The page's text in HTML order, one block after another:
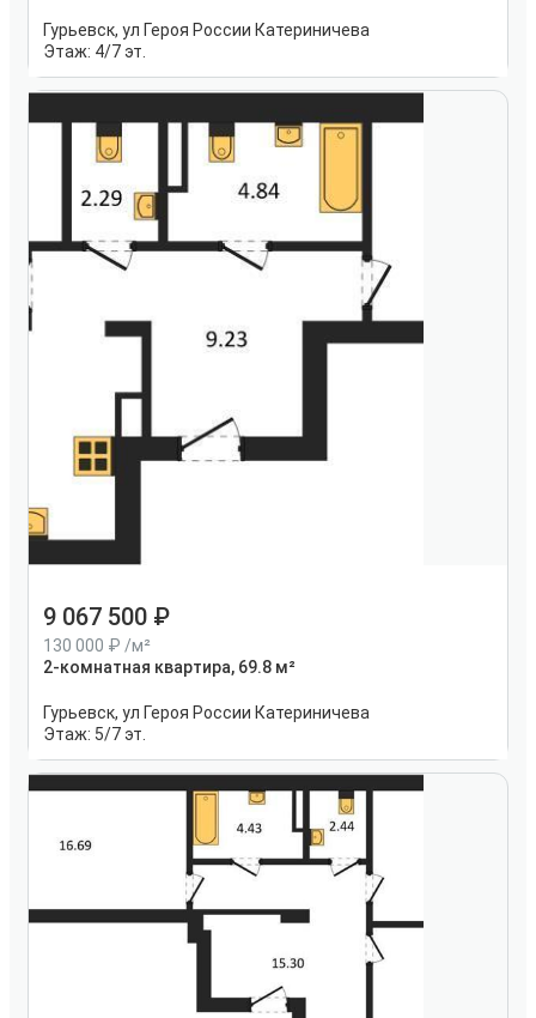
Гурьевск, ул Героя России Катериничева
Этаж: 4/7 эт.
9 067 500
130 000
/м²
2-комнатная квартира, 69.8 м²
Гурьевск, ул Героя России Катериничева
Этаж: 5/7 эт.